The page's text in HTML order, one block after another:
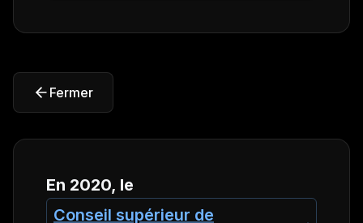
Fermer
En 2020, le
Conseil supérieur de